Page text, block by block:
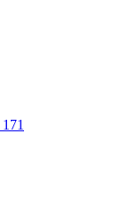
171